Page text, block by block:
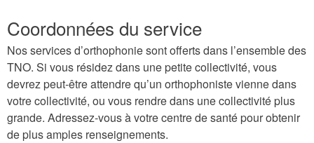
Coordonnées du service
Nos services d’orthophonie sont offerts dans l’ensemble des
TNO. Si vous résidez dans une petite collectivité, vous
devrez peut-être attendre qu’un orthophoniste vienne dans
votre collectivité, ou vous rendre dans une collectivité plus
grande. Adressez-vous à votre centre de santé pour obtenir
de plus amples renseignements.